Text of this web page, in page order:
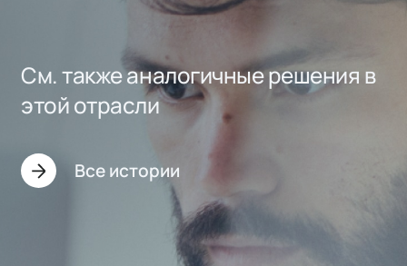
См. также аналогичные решения в
этой отрасли
Все истории